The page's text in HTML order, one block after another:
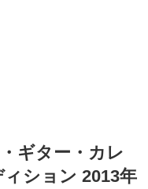
ギター・カレ
ション 2013年